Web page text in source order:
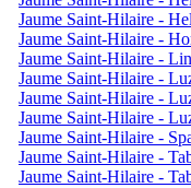
Jaume Saint-Hilaire -
Jaume Saint-Hilaire -
Jaume Saint-Hilaire -
Jaume Saint-Hilaire -
Jaume Saint-Hilaire -
Jaume Saint-Hilaire -
Jaume Saint-Hilaire -
Jaume Saint-Hilaire -
Jaume Saint-Hilaire -